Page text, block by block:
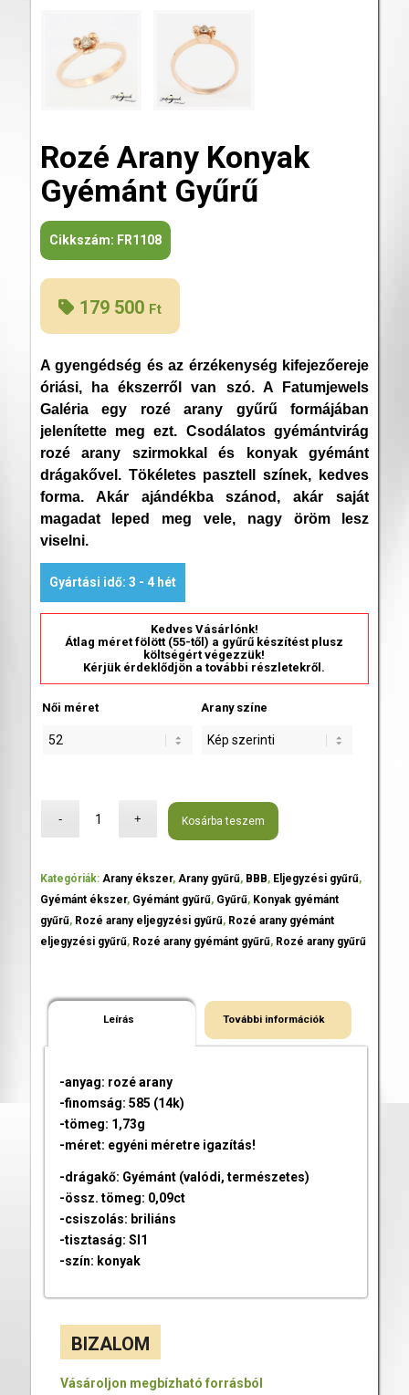
Rozé Arany Konyak
Gyémánt Gyűrű
Cikkszám: FR1108
179 500 Ft
A gyengédség és az érzékenység kifejezőereje
óriási, ha ékszerről van szó. A Fatumjewels
Galéria egy rozé arany gyűrű formájában
jelenítette meg ezt. Csodálatos gyémántvirág
rozé arany szirmokkal és konyak gyémánt
drágakővel. Tökéletes pasztell színek, kedves
forma. Akár ajándékba szánod, akár saját
magadat leped meg vele, nagy öröm lesz
viselni.
Gyártási idő: 3 - 4 hét
Kedves Vásárlónk!
Átlag méret fölött (55-től) a gyűrű készítést plusz
költségért végezzük!
Kérjük érdeklődjön a további részletekről.
Női méret Arany színe
Kosárba teszem
Kategóriák: Arany ékszer, Arany gyűrű, BBB, Eljegyzési gyűrű,
Gyémánt ékszer, Gyémánt gyűrű, Gyűrű, Konyak gyémánt
gyűrű, Rozé arany eljegyzési gyűrű, Rozé arany gyémánt
eljegyzési gyűrű, Rozé arany gyémánt gyűrű, Rozé arany gyűrű
Leírás További információk
-anyag: rozé arany
-finomság: 585 (14k)
-tömeg: 1,73g
-méret: egyéni méretre igazítás!
-drágakő: Gyémánt (valódi, természetes)
-össz. tömeg: 0,09ct
-csiszolás: briliáns
-tisztaság: SI1
-szín: konyak
BIZALOM
Vásároljon megbízható forrásból